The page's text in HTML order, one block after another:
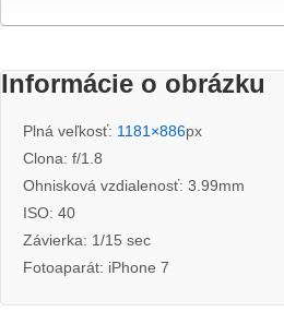
Informácie o obrázku
Plná veľkosť: 1181×886px
Clona: f/1.8
Ohnisková vzdialenosť: 3.99mm
ISO: 40
Závierka: 1/15 sec
Fotoaparát: iPhone 7